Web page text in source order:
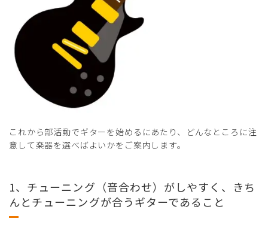
これから部活動でギターを始めるにあたり、どんなところに注
意して楽器を選べばよいかをご案内します。
1、チューニング（音合わせ）がしやすく、きち
んとチューニングが合うギターであること